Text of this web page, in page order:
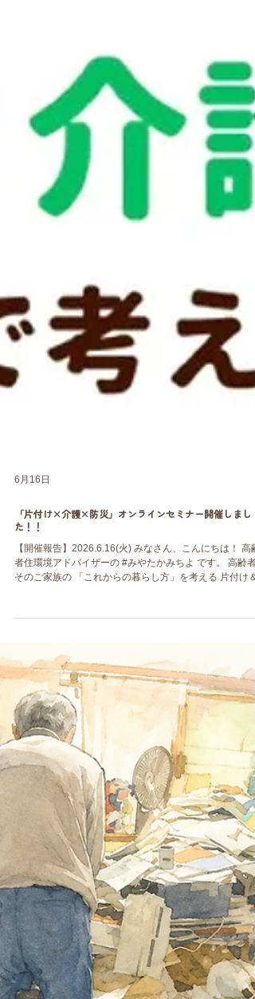
いなんです。 ヘルパーさんが入れるように、片付けても
えませんか？」 ご紹介のきっかけは、以前弊社がお配り
たDMでした。 担当が変わっても保管してくださっていた
ことが、とても嬉しかったです。 ●現場で見た光景 ※イ
ストはイメージです ・玄関から廊下、居室、台所まで、
ーパーの袋に入った荷
6月16日
「片付け×介護×防災」オンラインセミナー開催しまし
た！！
【開催報告】2026.6.16(火) みなさん、こんにちは！ 高齢
者住環境アドバイザーの #みやたかみちよ です。 高齢者と
そのご家族の 「これからの暮らし方」を考える 片付け＆
うじのプロです！ 本日は、某地域包括支援センター様主
「ケアマネジャー交流会」の オンラインセミナーにて 講
を務めさせていただきました。 今回のテーマは、 一見す
と関連性のないテーマに見えますが、 高齢者が住み慣れ
自宅で暮らし続ける ためには、すべてがつながっていま
す。 セミナーでは、 ✅ なぜ高齢者は物を手放せないのか
「迷う」という選択肢を活用した片付け支援 ✅ 介護環境
理の考え方 ✅ 防災の視点から見た動線確保 ✅ 家具配置
倒・火災予防 ✅ 支援者自身が生き抜くことの大切さ な
ついてお話させていただきました。 アンケートでは、 「
う箱が勉強になった」 「片付けが防災につながることを
識した」 「小さいエリアから始めるという発想がなかっ
た」 などのご感想をいただき、 大変嬉しく思っておりま
す。 高齢者支援において大切なのは、 物を減らすこと